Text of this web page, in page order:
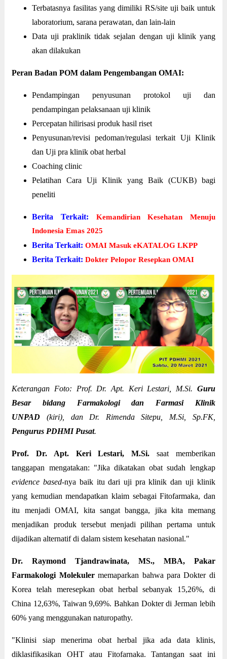
Terbatasnya fasilitas yang dimiliki RS/site uji baik untuk
laboratorium, sarana perawatan, dan lain-lain
Data uji praklinik tidak sejalan dengan uji klinik yang
akan dilakukan
Peran Badan POM dalam Pengembangan OMAI:
Pendampingan penyusunan protokol uji dan
pendampingan pelaksanaan uji klinik
Percepatan hilirisasi produk hasil riset
Penyusunan/revisi pedoman/regulasi terkait Uji Klinik
dan Uji pra klinik obat herbal
Coaching clinic
Pelatihan Cara Uji Klinik yang Baik (CUKB) bagi
peneliti
Berita Terkait: Kemandirian Kesehatan Menuju
Indonesia Emas 2025
Berita Terkait:OMAI Masuk eKATALOG LKPP
Berita Terkait:Dokter Pelopor Resepkan OMAI
Keterangan Foto: Prof. Dr. Apt. Keri Lestari, M.Si. Guru
Besar bidang Farmakologi dan Farmasi Klinik
UNPAD (kiri), dan Dr. Rimenda Sitepu, M.Si, Sp.FK,
Pengurus PDHMI Pusat.
Prof. Dr. Apt. Keri Lestari, M.Si. saat memberikan
tanggapan mengatakan: "Jika dikatakan obat sudah lengkap
evidence based-nya baik itu dari uji pra klinik dan uji klinik
yang kemudian mendapatkan klaim sebagai Fitofarmaka, dan
itu menjadi OMAI, kita sangat bangga, jika kita memang
menjadikan produk tersebut menjadi pilihan pertama untuk
dijadikan alternatif di dalam sistem kesehatan nasional."
Dr. Raymond Tjandrawinata, MS., MBA, Pakar
Farmakologi Molekulermemaparkan bahwa para Dokter di
Korea telah meresepkan obat herbal sebanyak 15,26%, di
China 12,63%, Taiwan 9,69%. Bahkan Dokter di Jerman lebih
60% yang menggunakan naturopathy.
"Klinisi siap menerima obat herbal jika ada data klinis,
diklasifikasikan OHT atau Fitofarnaka. Tantangan saat ini